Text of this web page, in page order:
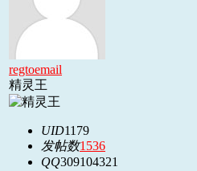
regtoemail
精灵王
UID1179
发帖数1536
QQ309104321